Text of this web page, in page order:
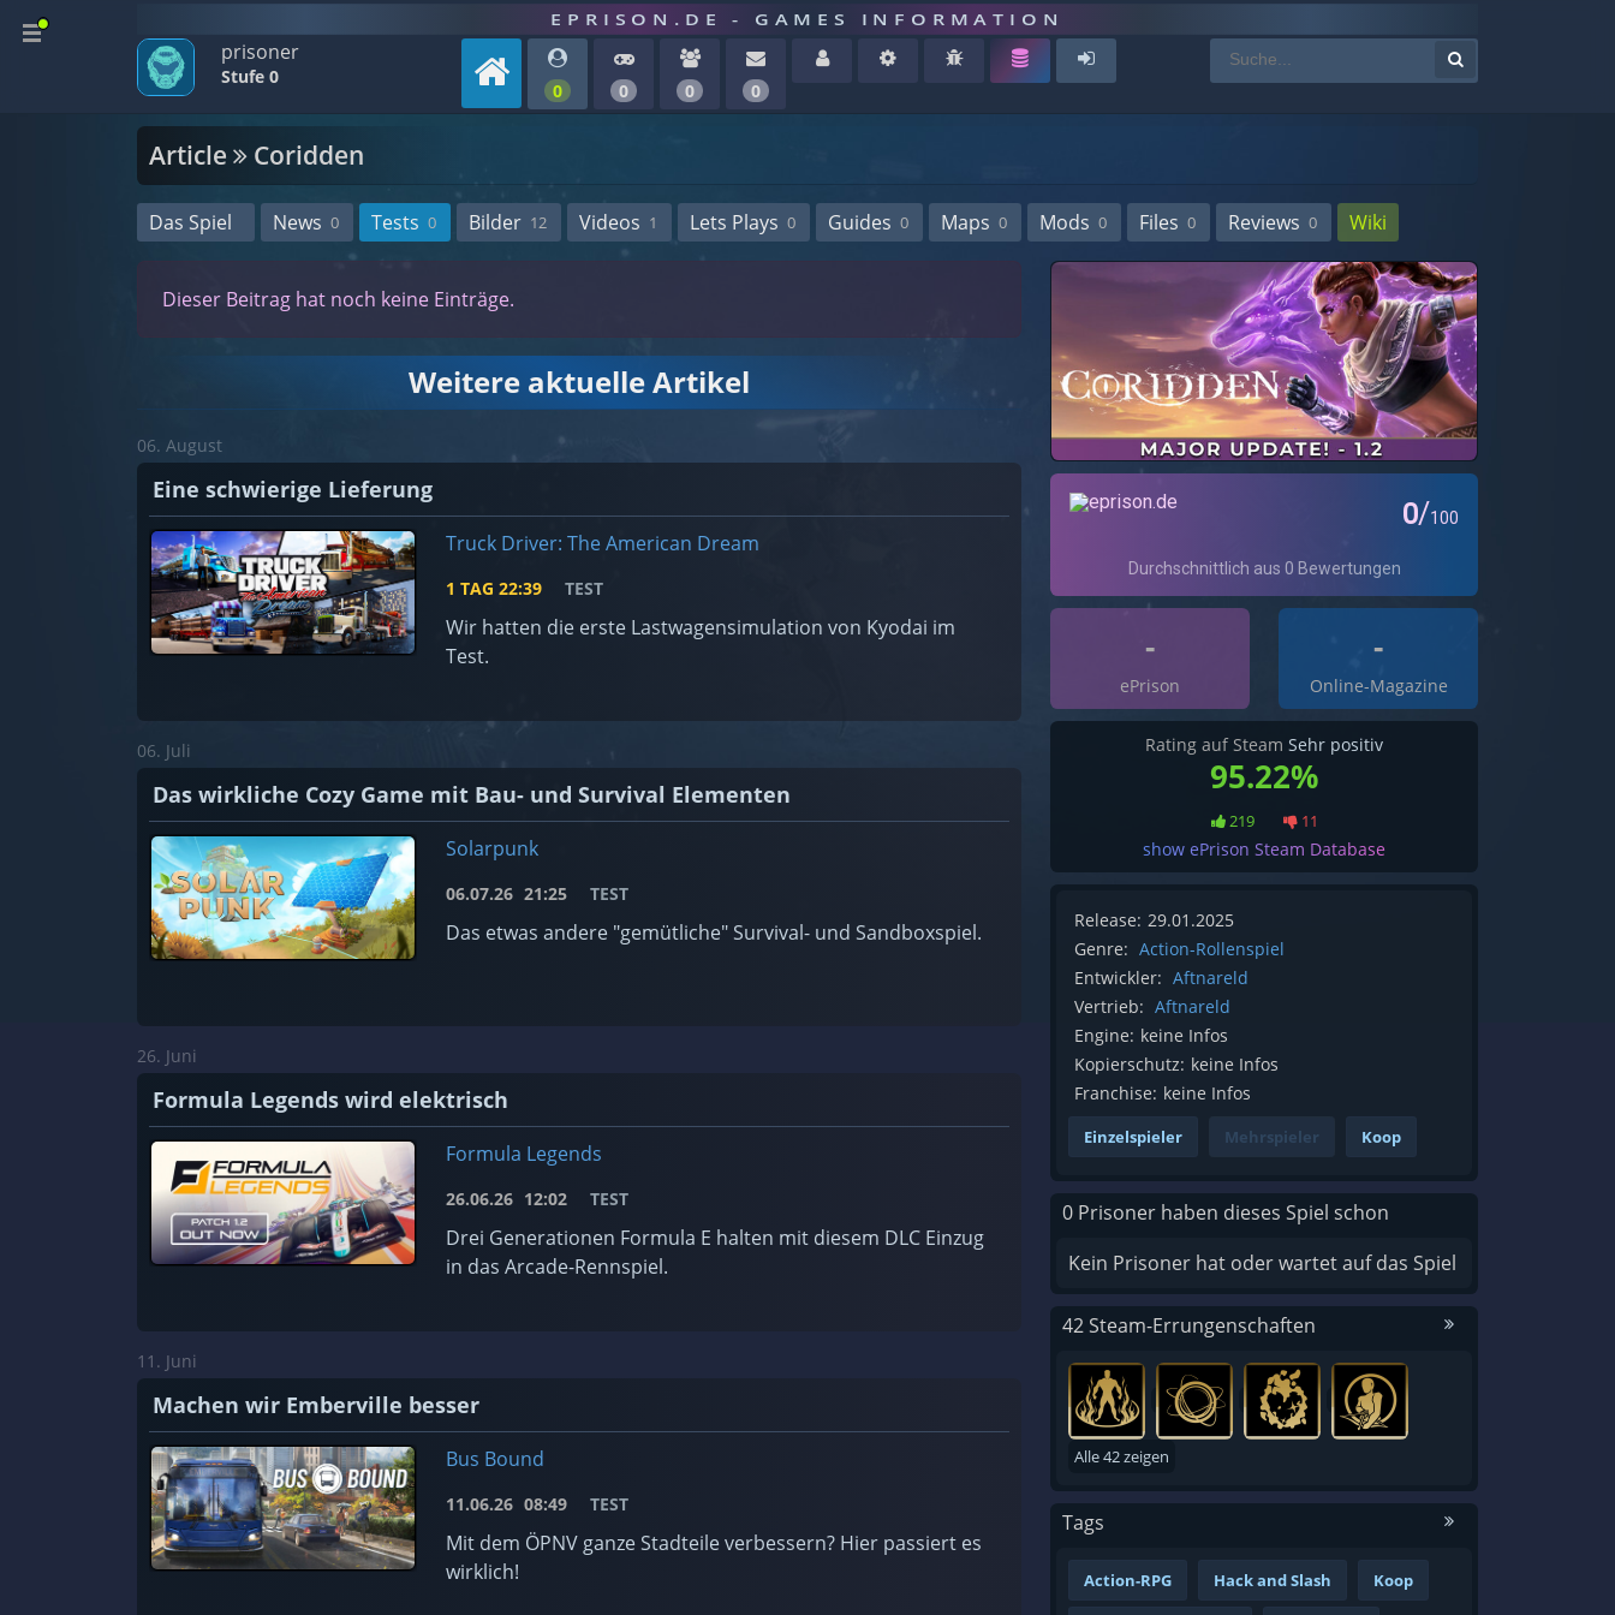
EPRISON.DE - GAMES INFORMATION
prisoner
Stufe 0
0 0 0 0
Article Coridden
Das Spiel News 0 Tests 0 Bilder 12 Videos 1 Lets Plays 0 Guides 0 Maps 0 Mods 0 Files 0 Reviews 0 Wiki
Dieser Beitrag hat noch keine Einträge.
Weitere aktuelle Artikel
06. August
Eine schwierige Lieferung
Truck Driver: The American Dream
1 TAG 22:39 TEST
Wir hatten die erste Lastwagensimulation von Kyodai im
Test.
06. Juli
Das wirkliche Cozy Game mit Bau- und Survival Elementen
Solarpunk
06.07.26 21:25 TEST
Das etwas andere "gemütliche" Survival- und Sandboxspiel.
26. Juni
Formula Legends wird elektrisch
Formula Legends
26.06.26 12:02 TEST
Drei Generationen Formula E halten mit diesem DLC Einzug
in das Arcade-Rennspiel.
11. Juni
Machen wir Emberville besser
Bus Bound
11.06.26 08:49 TEST
Mit dem ÖPNV ganze Stadteile verbessern? Hier passiert es
wirklich!
-
ePrison
-
Online-Magazine
Rating auf Steam Sehr positiv
95.22%
219 11
show ePrison Steam Database
Release: 29.01.2025
Genre: Action-Rollenspiel
Entwickler: Aftnareld
Vertrieb: Aftnareld
Engine: keine Infos
Kopierschutz: keine Infos
Franchise: keine Infos
Einzelspieler Mehrspieler Koop
0 Prisoner haben dieses Spiel schon
Kein Prisoner hat oder wartet auf das Spiel
42 Steam-Errungenschaften
Alle 42 zeigen
Tags
Action-RPG Hack and Slash Koop